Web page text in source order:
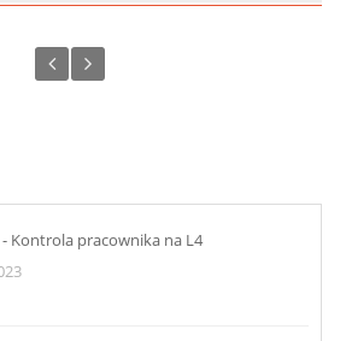
Kontrola pracownika na L4